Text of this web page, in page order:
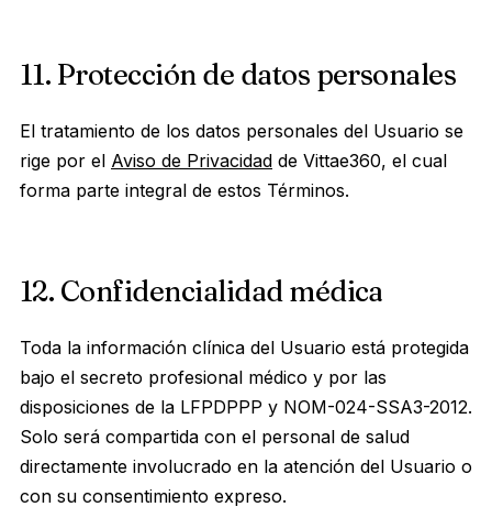
11. Protección de datos personales
El tratamiento de los datos personales del Usuario se
rige por el Aviso de Privacidad de Vittae360, el cual
forma parte integral de estos Términos.
12. Confidencialidad médica
Toda la información clínica del Usuario está protegida
bajo el secreto profesional médico y por las
disposiciones de la LFPDPPP y NOM-024-SSA3-2012.
Solo será compartida con el personal de salud
directamente involucrado en la atención del Usuario o
con su consentimiento expreso.